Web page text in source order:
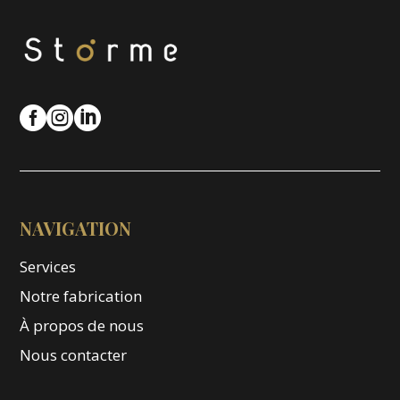

NAVIGATION
Services
Notre fabrication
À propos de nous
Nous contacter